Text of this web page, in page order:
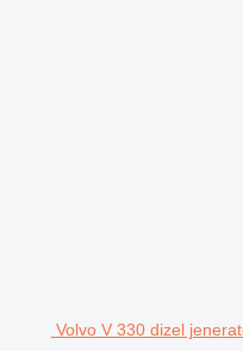
Volvo V 330 dizel